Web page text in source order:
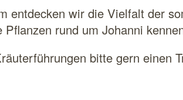
entdecken wir die Vielfalt der
Pflanzen rund um Johanni
bitte gern einen